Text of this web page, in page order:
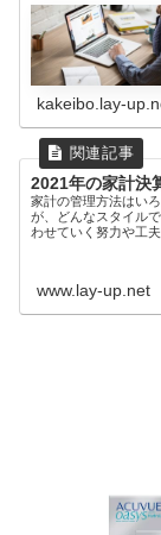
kakeibo.lay-
2021年の家計決
家計の管理方法はい
が、どんなスタイル
わせていく努力や工
www.lay-up.net